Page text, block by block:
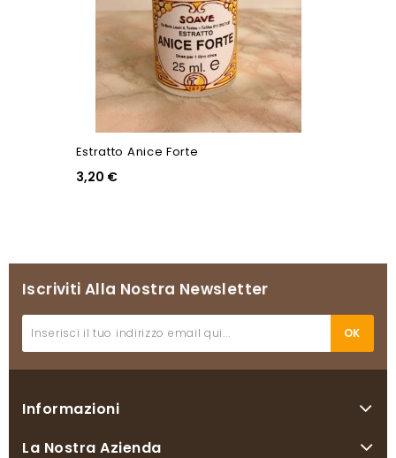
Estratto Anice Forte
3,20 €
Iscriviti Alla Nostra Newsletter
Informazioni
La Nostra Azienda